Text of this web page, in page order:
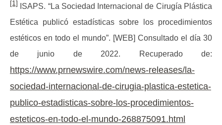
[1]
ISAPS. “La Sociedad Internacional de Cirugía Plástica
Estética publicó estadísticas sobre los procedimientos
estéticos en todo el mundo”. [WEB] Consultado el día 30
de junio de 2022. Recuperado de:
https://www.prnewswire.com/news-releases/la-
sociedad-internacional-de-cirugia-plastica-estetica-
publico-estadisticas-sobre-los-procedimientos-
esteticos-en-todo-el-mundo-268875091.html